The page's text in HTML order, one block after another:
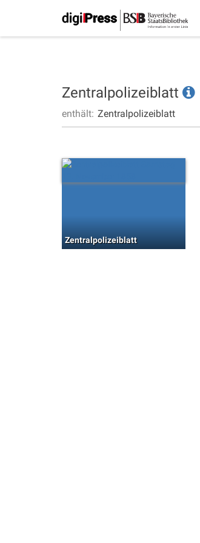
Zentralpolizeiblatt
enthält: Zentralpolizeiblatt
Zentralpolizeiblatt